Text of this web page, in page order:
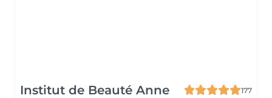
Institut de Beauté Anne
177